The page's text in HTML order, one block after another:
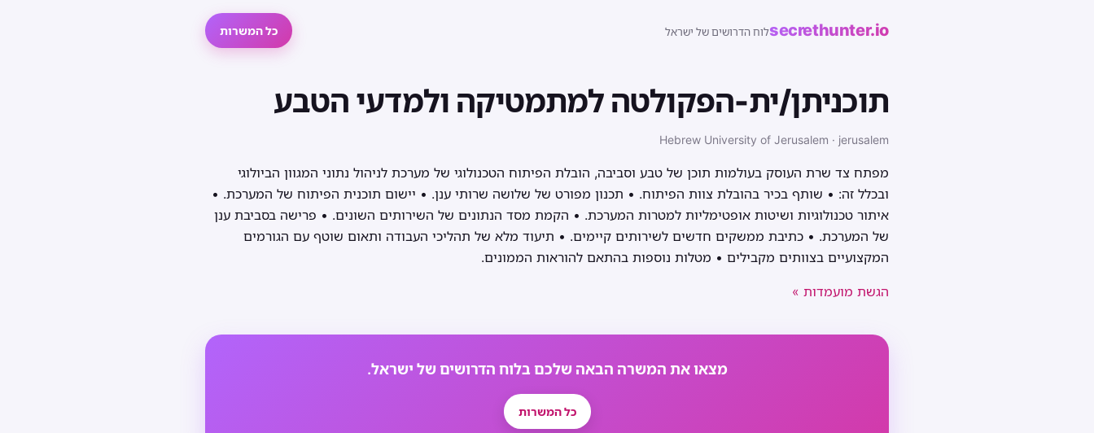
secrethunter.ioלוח הדרושים של ישראל כל המשרות
תוכניתן/ית-הפקולטה למתמטיקה ולמדעי הטבע
Hebrew University of Jerusalem · jerusalem
מפתח צד שרת העוסק בעולמות תוכן של טבע וסביבה, הובלת הפיתוח הטכנולוגי של מערכת לניהול נתוני המגוון הביולוגי
ובכלל זה: • שותף בכיר בהובלת צוות הפיתוח. • תכנון מפורט של שלושה שרותי ענן. • יישום תוכנית הפיתוח של המערכת. •
איתור טכנולוגיות ושיטות אופטימליות למטרות המערכת. • הקמת מסד הנתונים של השירותים השונים. • פרישה בסביבת ענן
של המערכת. • כתיבת ממשקים חדשים לשירותים קיימים. • תיעוד מלא של תהליכי העבודה ותאום שוטף עם הגורמים
המקצועיים בצוותים מקבילים • מטלות נוספות בהתאם להוראות הממונים.
הגשת מועמדות »
מצאו את המשרה הבאה שלכם בלוח הדרושים של ישראל.
כל המשרות